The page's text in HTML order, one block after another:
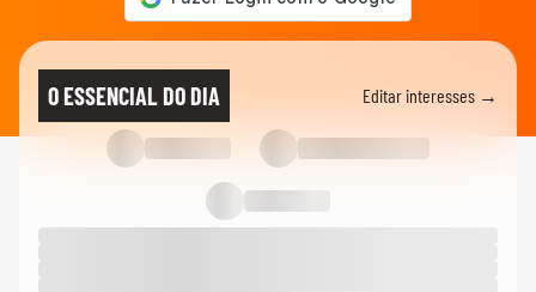
O ESSENCIAL DO DIA Editar interesses →